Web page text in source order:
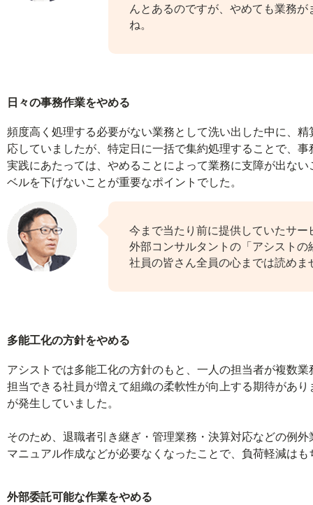
んとあるのですが、やめても業務
ね。
日々の事務作業をやめる
頻度高く処理する必要がない業務として洗い出した中に、
応していましたが、特定日に一括で集約処理することで、
実践にあたっては、やめることによって業務に支障が出な
ベルを下げないことが重要なポイントでした。
今まで当たり前に提供していたサ
外部コンサルタントの「アシスト
社員の皆さん全員の心までは読め
多能工化の方針をやめる
アシストでは多能工化の方針のもと、一人の担当者が複数
担当できる社員が増えて組織の柔軟性が向上する期待があ
が発生していました。
そのため、退職者引き継ぎ・管理業務・決算対応などの例
マニュアル作成などが必要なくなったことで、負荷軽減は
外部委託可能な作業をやめる